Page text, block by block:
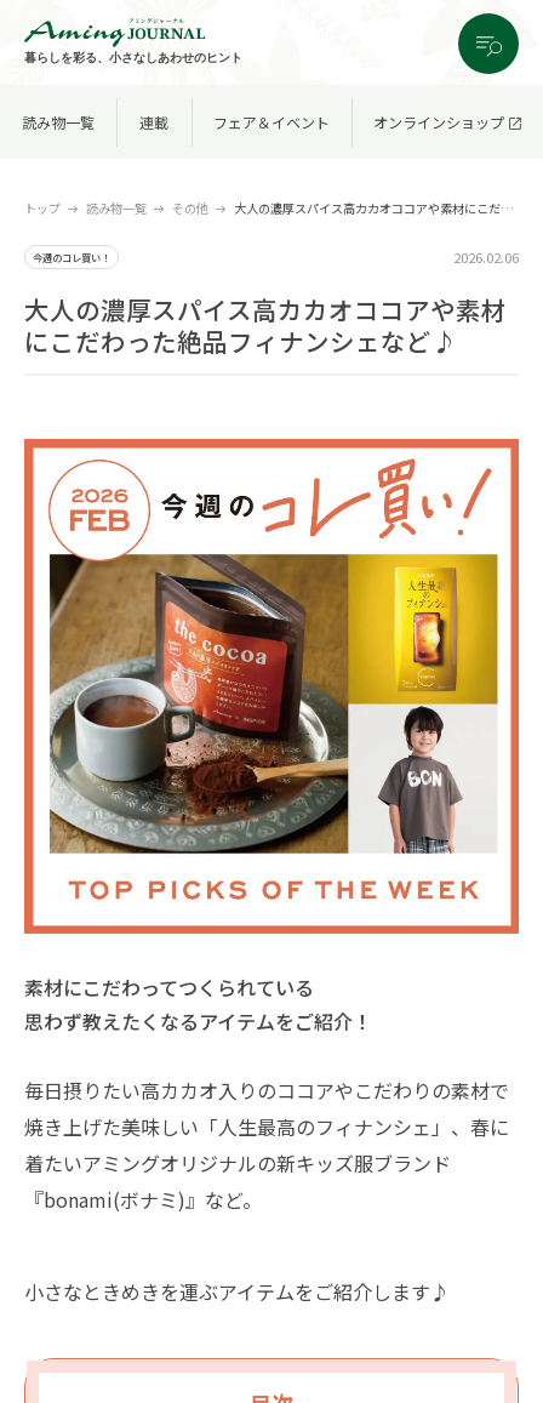
暮らしを彩る、小さなしあわせのヒント
読み物一覧 連載 フェア＆イベント オンラインショップ
トップ 読み物一覧 その他 大人の濃厚スパイス高カカオココアや素材にこだわった絶品フィナンシェなど♪
今週のコレ買い！ 2026.02.06
大人の濃厚スパイス高カカオココアや素材
にこだわった絶品フィナンシェなど♪
素材にこだわってつくられている
思わず教えたくなるアイテムをご紹介！
毎日摂りたい高カカオ入りのココアやこだわりの素材で
焼き上げた美味しい「人生最高のフィナンシェ」、春に
着たいアミングオリジナルの新キッズ服ブランド
『bonami(ボナミ)』など。
小さなときめきを運ぶアイテムをご紹介します♪